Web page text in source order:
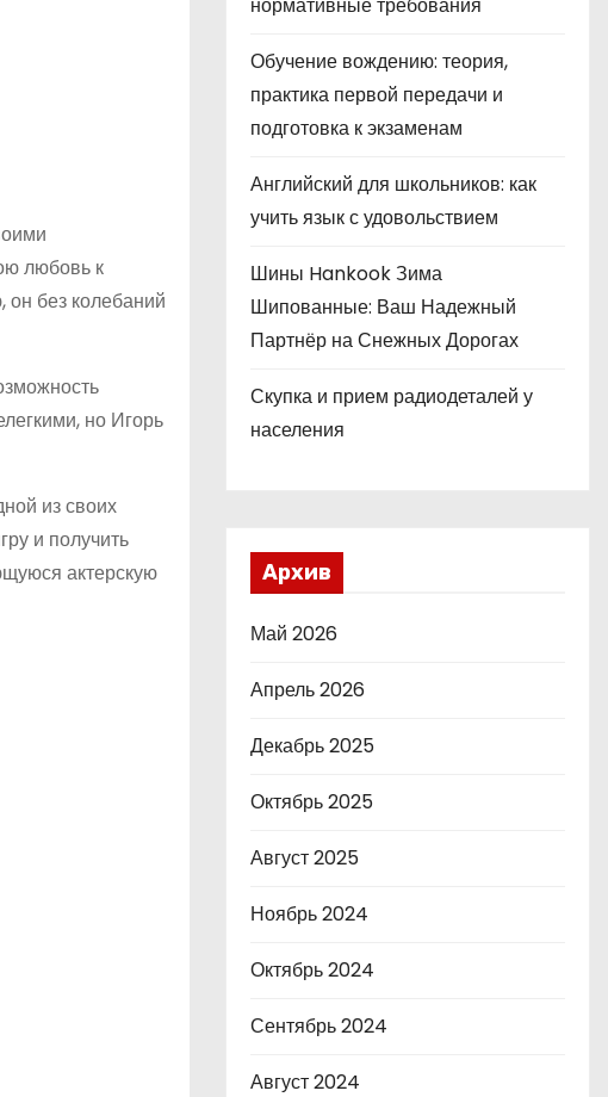
любовь к
он без колебаний
но Игорь
из своих
и получить
актерскую
Обучение вождению: теория,
практика первой передачи и
подготовка к экзаменам
Английский для школьников: как
учить язык с удовольствием
Шины Hankook Зима
Шипованные: Ваш Надежный
Партнёр на Снежных Дорогах
Скупка и прием радиодеталей у
населения
Архив
Май 2026
Апрель 2026
Декабрь 2025
Октябрь 2025
Август 2025
Ноябрь 2024
Октябрь 2024
Сентябрь 2024
Август 2024